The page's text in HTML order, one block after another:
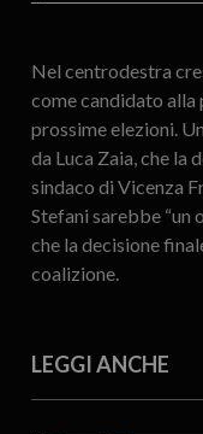
Nel centrodestra
come candidato alla
prossime elezioni.
da Luca Zaia, che la
sindaco di Vicenza
Stefani sarebbe “un
che la decisione
coalizione.
LEGGI ANCHE